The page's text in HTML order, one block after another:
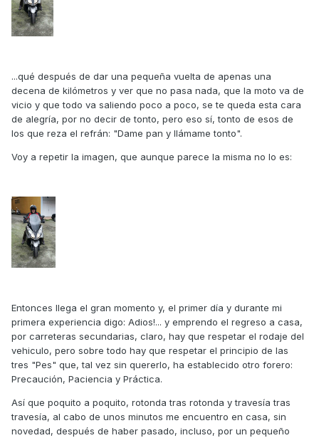
...qué después de dar una pequeña vuelta de apenas una
decena de kilómetros y ver que no pasa nada, que la moto va de
vicio y que todo va saliendo poco a poco, se te queda esta cara
de alegría, por no decir de tonto, pero eso sí, tonto de esos de
los que reza el refrán: "Dame pan y llámame tonto".
Voy a repetir la imagen, que aunque parece la misma no lo es:
Entonces llega el gran momento y, el primer día y durante mi
primera experiencia digo: Adios!... y emprendo el regreso a casa,
por carreteras secundarias, claro, hay que respetar el rodaje del
vehiculo, pero sobre todo hay que respetar el principio de las
tres "Pes" que, tal vez sin quererlo, ha establecido otro forero:
Precaución, Paciencia y Práctica.
Así que poquito a poquito, rotonda tras rotonda y travesía tras
travesía, al cabo de unos minutos me encuentro en casa, sin
novedad, después de haber pasado, incluso, por un pequeño